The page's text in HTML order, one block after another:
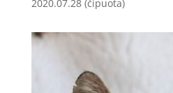
2020.07.28 (čipuota)